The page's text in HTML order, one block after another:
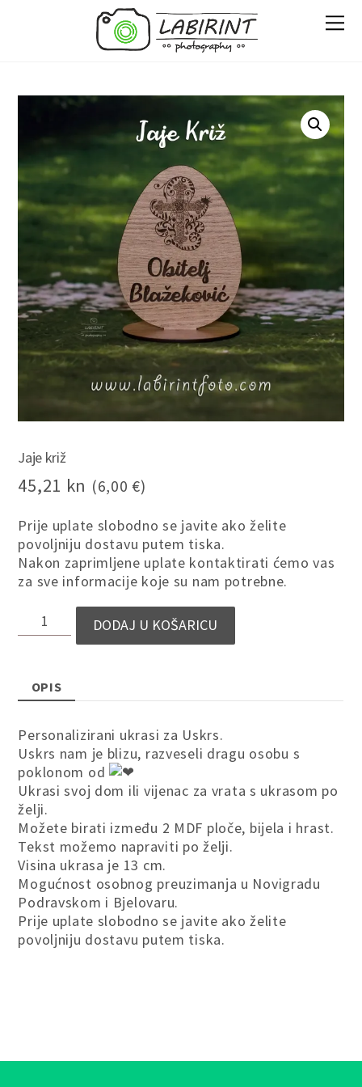
Jaje križ
45,21 kn (6,00 €)
Prije uplate slobodno se javite ako želite
povoljniju dostavu putem tiska.
Nakon zaprimljene uplate kontaktirati ćemo vas
za sve informacije koje su nam potrebne.
JAJE
KRIŽ
DODAJ U KOŠARICU
OPIS
Personalizirani ukrasi za Uskrs.
Uskrs nam je blizu, razveseli dragu osobu s
poklonom od
Ukrasi svoj dom ili vijenac za vrata s ukrasom po
želji.
Možete birati između 2 MDF ploče, bijela i hrast.
Tekst možemo napraviti po želji.
Visina ukrasa je 13 cm.
Mogućnost osobnog preuzimanja u Novigradu
Podravskom i Bjelovaru.
Prije uplate slobodno se javite ako želite
povoljniju dostavu putem tiska.